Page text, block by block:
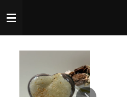
direct